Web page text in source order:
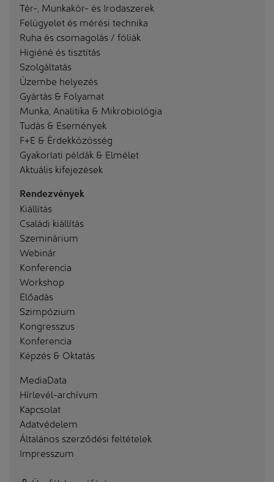
Tér-, Munkakör- és Irodaszerek
Felügyelet és mérési technika
Ruha és csomagolás / fóliák
Higiéné és tisztítás
Szolgáltatás
Üzembe helyezés
Gyártás & Folyamat
Munka, Analitika & Mikrobiológia
Tudás & Események
F+E & Érdekközösség
Gyakorlati példák & Elmélet
Aktuális kifejezések
Rendezvények
Kiállítás
Családi kiállítás
Szeminárium
Webinár
Konferencia
Workshop
Előadás
Szimpózium
Kongresszus
Konferencia
Képzés & Oktatás
MediaData
Hírlevél-archívum
Kapcsolat
Adatvédelem
Általános szerződési feltételek
Impresszum